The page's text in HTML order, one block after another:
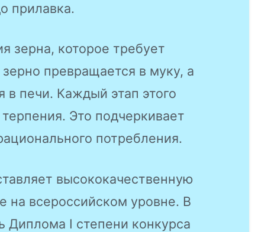
прилавка.
зерна, которое требует
превращается в муку, а
в печи. Каждый этап этого
Это подчеркивает
потребления.
высококачественную
на всероссийском уровне. В
Диплома I степени конкурса